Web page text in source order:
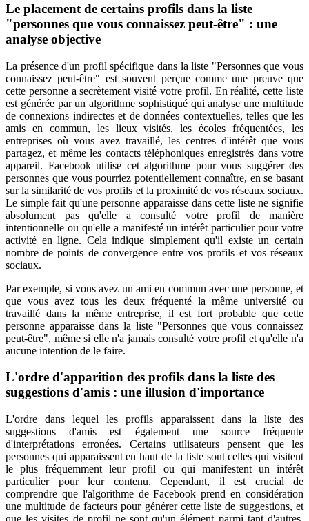
Le placement de certains profils dans la liste
"personnes que vous connaissez peut-être" : une
analyse objective
La présence d'un profil spécifique dans la liste "Personnes que vous
connaissez peut-être" est souvent perçue comme une preuve que
cette personne a secrètement visité votre profil. En réalité, cette liste
est générée par un algorithme sophistiqué qui analyse une multitude
de connexions indirectes et de données contextuelles, telles que les
amis en commun, les lieux visités, les écoles fréquentées, les
entreprises où vous avez travaillé, les centres d'intérêt que vous
partagez, et même les contacts téléphoniques enregistrés dans votre
appareil. Facebook utilise cet algorithme pour vous suggérer des
personnes que vous pourriez potentiellement connaître, en se basant
sur la similarité de vos profils et la proximité de vos réseaux sociaux.
Le simple fait qu'une personne apparaisse dans cette liste ne signifie
absolument pas qu'elle a consulté votre profil de manière
intentionnelle ou qu'elle a manifesté un intérêt particulier pour votre
activité en ligne. Cela indique simplement qu'il existe un certain
nombre de points de convergence entre vos profils et vos réseaux
sociaux.
Par exemple, si vous avez un ami en commun avec une personne, et
que vous avez tous les deux fréquenté la même université ou
travaillé dans la même entreprise, il est fort probable que cette
personne apparaisse dans la liste "Personnes que vous connaissez
peut-être", même si elle n'a jamais consulté votre profil et qu'elle n'a
aucune intention de le faire.
L'ordre d'apparition des profils dans la liste des
suggestions d'amis : une illusion d'importance
L'ordre dans lequel les profils apparaissent dans la liste des
suggestions d'amis est également une source fréquente
d'interprétations erronées. Certains utilisateurs pensent que les
personnes qui apparaissent en haut de la liste sont celles qui visitent
le plus fréquemment leur profil ou qui manifestent un intérêt
particulier pour leur contenu. Cependant, il est crucial de
comprendre que l'algorithme de Facebook prend en considération
une multitude de facteurs pour générer cette liste de suggestions, et
que les visites de profil ne sont qu'un élément parmi tant d'autres.